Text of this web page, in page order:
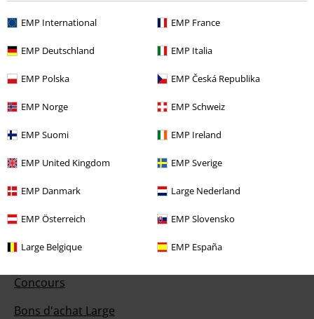
EMP International EMP France
EMP Deutschland EMP Italia
EMP Polska EMP Česká Republika
EMP Norge EMP Schweiz
EMP Suomi EMP Ireland
EMP United Kingdom EMP Sverige
EMP Danmark Large Nederland
EMP Österreich EMP Slovensko
Large Belgique EMP España
Service Client
FAQ
Politique de Retour
Retourner un produit
Informations sur la taille
Annuler mon Abonnement BSC
Méthodes de paiement
Offre pour toi
Concours
Bons d'achat Large